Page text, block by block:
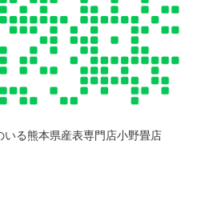
る熊本県産表専門店小野畳店